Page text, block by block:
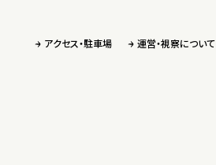
アクセス・駐車場 運営・視察について